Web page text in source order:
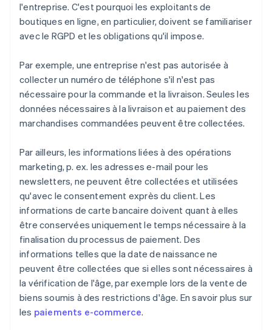
l'entreprise. C'est pourquoi les exploitants de
boutiques en ligne, en particulier, doivent se familiariser
avec le RGPD et les obligations qu'il impose.
Par exemple, une entreprise n'est pas autorisée à
collecter un numéro de téléphone s'il n'est pas
nécessaire pour la commande et la livraison. Seules les
données nécessaires à la livraison et au paiement des
marchandises commandées peuvent être collectées.
Par ailleurs, les informations liées à des opérations
marketing, p. ex. les adresses e-mail pour les
newsletters, ne peuvent être collectées et utilisées
qu'avec le consentement exprès du client. Les
informations de carte bancaire doivent quant à elles
être conservées uniquement le temps nécessaire à la
finalisation du processus de paiement. Des
informations telles que la date de naissance ne
peuvent être collectées que si elles sont nécessaires à
la vérification de l'âge, par exemple lors de la vente de
biens soumis à des restrictions d'âge. En savoir plus sur
les paiements e-commerce.